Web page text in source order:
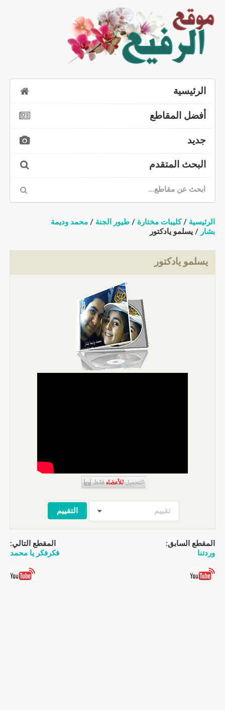
الرئيسية
أفضل المقاطع
جديد
البحث المتقدم
الرئيسية / كليبات مختارة / طيور الجنة / محمد وديمة
بشار / يسلمو يادكتور
يسلمو يادكتور
تقييم
المقطع السابق:
وردتنا
المقطع التالي:
فكرفكر يا محمد